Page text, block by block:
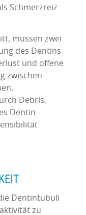
Schmerzreiz
müssen zwei
des Dentins
und offene
zwischen
Debris,
Dentin
Dentintubuli
zu